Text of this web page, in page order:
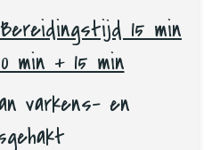
Bereidingstijd 15 min
min + 15 min
varkens- en